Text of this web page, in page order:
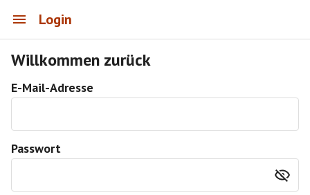
Login
Willkommen zurück
E-Mail-Adresse
Passwort